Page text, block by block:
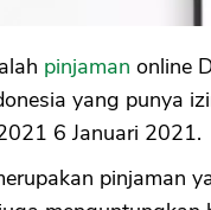
pinjaman online
yang punya
6 Januari 2021.
pinjaman